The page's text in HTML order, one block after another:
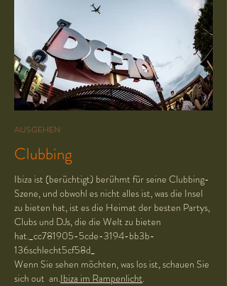
AUSGEHEN
Clubbing
Ibiza ist (berüchtigt) berühmt für seine Clubbing-
Szene, und obwohl es nicht alles ist, was die Insel
zu bieten hat, ist es die Heimat der besten Partys,
Clubs und DJs, die die Welt zu bieten
hat._cc781905-5cde-3194-bb3b-
136schlecht5cf58d_
Wenn Sie sehen möchten, was los ist, schauen Sie
sich out an.Ibiza im Rampenlicht.